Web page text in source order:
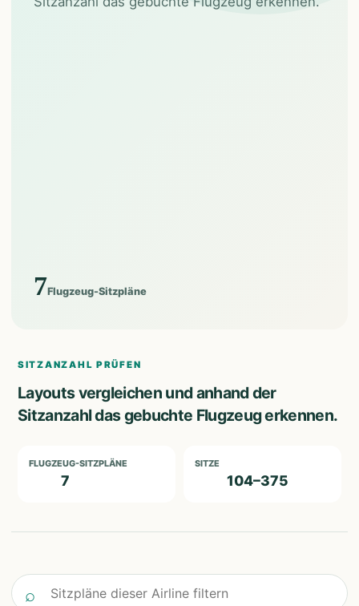
7Flugzeug-Sitzpläne
SITZANZAHL PRÜFEN
Layouts vergleichen und anhand der
Sitzanzahl das gebuchte Flugzeug erkennen.
FLUGZEUG-SITZPLÄNE
7
SITZE
104–375
⌕
Sitzpläne dieser Airline filtern